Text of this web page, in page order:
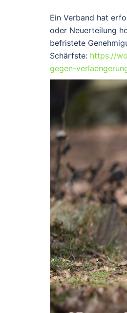
Ein Verband hat
oder Neuerteilung
befristete
Schärfste: https://
gegen-